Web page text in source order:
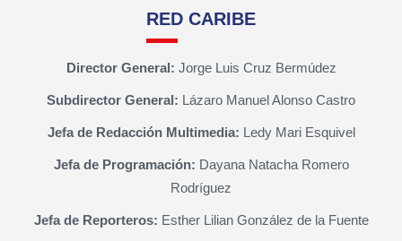
RED CARIBE
Director General: Jorge Luis Cruz Bermúdez
Subdirector General: Lázaro Manuel Alonso Castro
Jefa de Redacción Multimedia: Ledy Mari Esquivel
Jefa de Programación: Dayana Natacha Romero
Rodríguez
Jefa de Reporteros: Esther Lilian González de la Fuente